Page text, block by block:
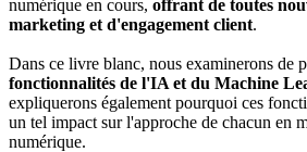
numérique en cours, offrant de toutes
marketing et d'engagement client.
Dans ce livre blanc, nous examinerons de
fonctionnalités de l'IA et du Machine
expliquerons également pourquoi ces
un tel impact sur l'approche de chacun en
numérique.